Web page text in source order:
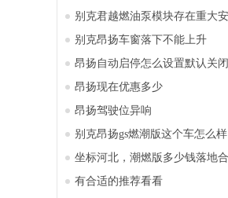
别克君越燃油泵模块存在重大
别克昂扬车窗落下不能上升
昂扬自动启停怎么设置默认关闭
昂扬现在优惠多少
昂扬驾驶位异响
别克昂扬gs燃潮版这个车怎么
坐标河北，潮燃版多少钱落地
有合适的推荐看看